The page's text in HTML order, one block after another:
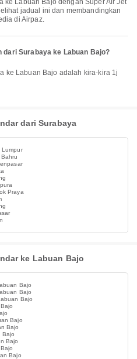
jadual ini dan membandingkan
di Airpaz.
dari Surabaya ke Labuan Bajo?
dari Surabaya
Lumpur
Praya
ke Labuan Bajo
Bajo
Bajo
Bajo
Bajo
Bajo
Bajo
Bajo
Bajo